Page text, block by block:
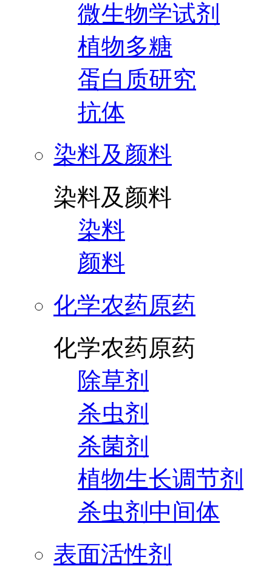
微生物学试剂
植物多糖
蛋白质研究
抗体
染料及颜料
染料及颜料
染料
颜料
化学农药原药
化学农药原药
除草剂
杀虫剂
杀菌剂
植物生长调节剂
杀虫剂中间体
表面活性剂